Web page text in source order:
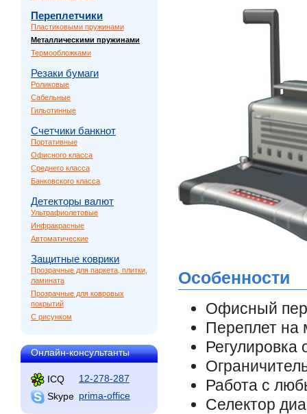
Переплетчики
Пластиковыми пружинами
Металлическими пружинами
Термообложками
Резаки бумаги
Роликовые
Сабельные
Гильотинные
Счетчики банкнот
Портативные
Офисного класса
Среднего класса
Банковского класса
Детекторы валют
Ультрафиолетовые
Инфракрасные
Автоматические
Защитные коврики
Прозрачные для паркета, плитки,
ламината
Прозрачные для ковровых
покрытий
С рисунком
Онлайн-консультанты
ICQ
12-278-287
Skype prima-office
Особенности
Офисный
Переплет на
Регулировка
Работа с
Селектор